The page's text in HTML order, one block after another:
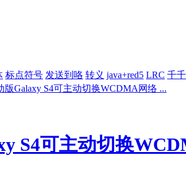
标点符号 发送到咯 转义 java+red5 LRC 千千
Galaxy S4可主动切换WCDMA网络 ...
S4可主动切换